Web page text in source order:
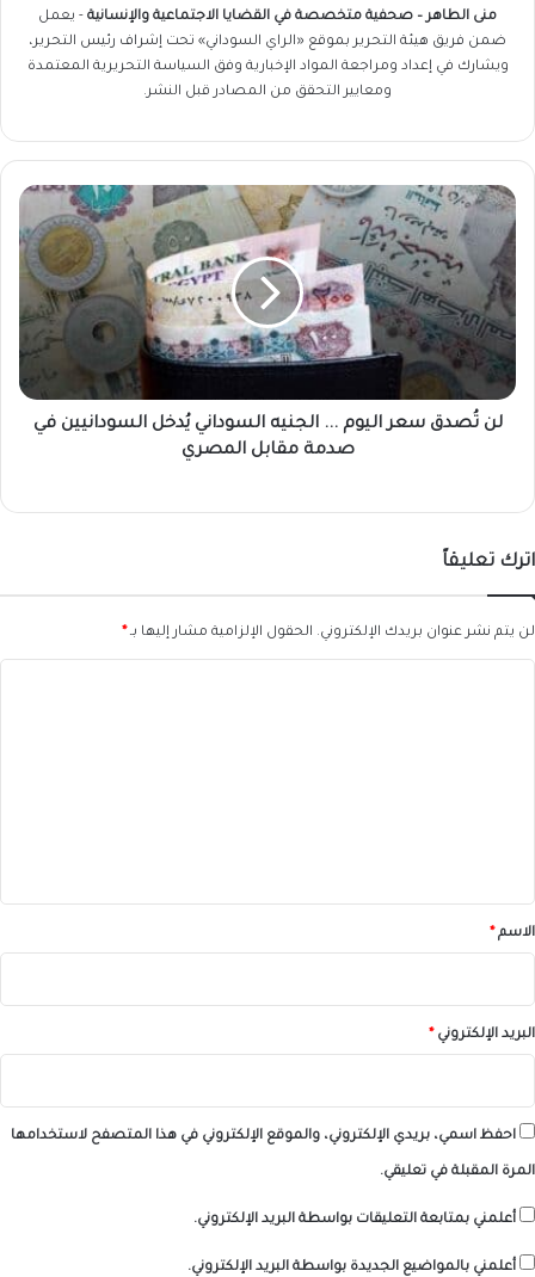
منى الطاهر – صحفية متخصصة في القضايا الاجتماعية والإنسانية - يعمل
ضمن فريق هيئة التحرير بموقع «الراي السوداني» تحت إشراف رئيس التحرير،
ويشارك في إعداد ومراجعة المواد الإخبارية وفق السياسة التحريرية المعتمدة
ومعايير التحقق من المصادر قبل النشر.
لن
تُصدق
سعر
اليوم
...
الجنيه
السوداني
يُدخل
السودانيين
فيلن تُصدق سعر اليوم ... الجنيه السوداني يُدخل السودانيين في
صدمة مقابل المصري
اترك تعليقاً
لن يتم نشر عنوان بريدك الإلكتروني. الحقول الإلزامية مشار إليها بـ*
*الاسم*
البريد الإلكتروني*
احفظ اسمي، بريدي الإلكتروني، والموقع الإلكتروني في هذا المتصفح لاستخدامها
المرة المقبلة في تعليقي.
أعلمني بمتابعة التعليقات بواسطة البريد الإلكتروني.
أعلمني بالمواضيع الجديدة بواسطة البريد الإلكتروني.